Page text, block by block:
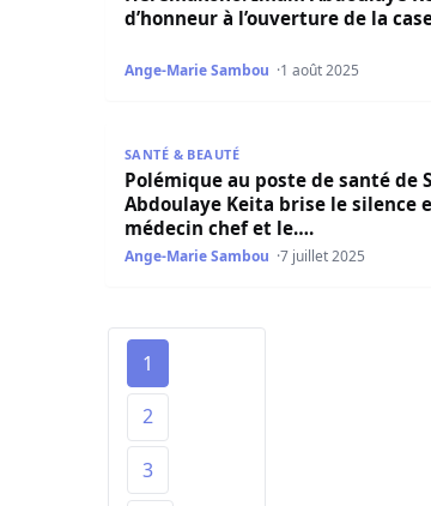
d’honneur à l’ouverture de la
Ange-Marie Sambou 1 août 2025
Polémique au poste de santé de
SANTÉ & BEAUTÉ
Polémique au poste de santé de
Abdoulaye Keita brise le silence
médecin chef et le….
Ange-Marie Sambou 7 juillet 2025
1
2
3